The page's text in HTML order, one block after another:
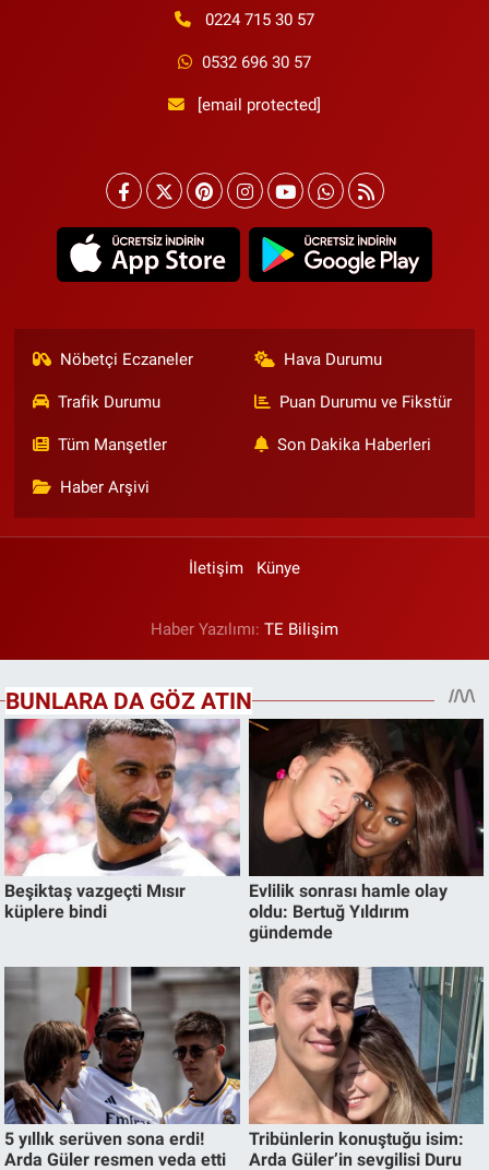
0224 715 30 57
0532 696 30 57
[email protected]
Nöbetçi Eczaneler Hava Durumu
Trafik Durumu Puan Durumu ve Fikstür
Tüm Manşetler Son Dakika Haberleri
Haber Arşivi
İletişim Künye
Haber Yazılımı: TE Bilişim